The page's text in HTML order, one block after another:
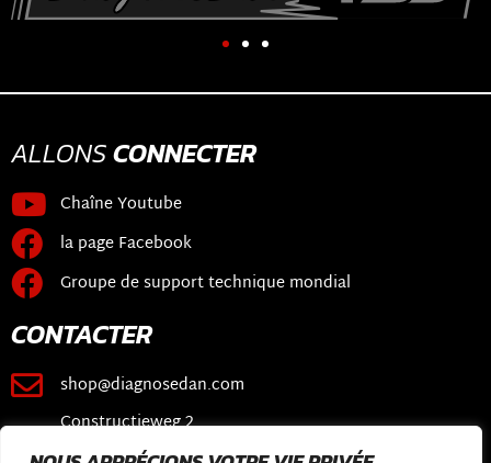
ALLONSCONNECTER
Chaîne Youtube
la page Facebook
Groupe de support technique mondial
CONTACTER
shop@diagnosedan.com
Constructieweg 2
3641 SB Mijdrecht